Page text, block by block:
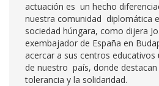
actuación es un hecho
nuestra comunidad diplomática
sociedad húngara, como dijera
exembajador de España en
acercar a sus centros
de nuestro país, donde
tolerancia y la solidaridad.